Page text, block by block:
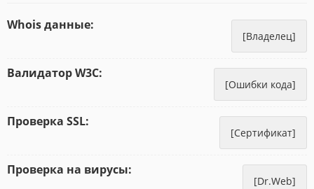
Whois данные:
[Владелец]
Валидатор W3C:
[Ошибки кода]
Проверка SSL:
[Сертификат]
Проверка на вирусы:
[Dr.Web]